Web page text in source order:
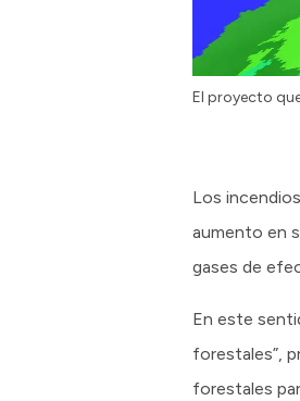
El proyecto
Los
aumento en
gases de
En este
forestales”,
forestales